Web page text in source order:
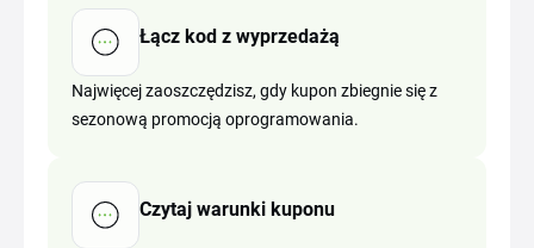
Łącz kod z wyprzedażą
Najwięcej zaoszczędzisz, gdy kupon zbiegnie się z
sezonową promocją oprogramowania.
Czytaj warunki kuponu